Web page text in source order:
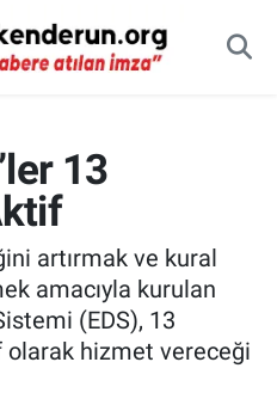
13
artırmak ve kural
amacıyla kurulan
(EDS), 13
hizmet vereceği